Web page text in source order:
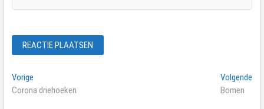
Bericht
navigatie
VorigeVorig
bericht:
Corona driehoeken
Volgende
Bomen